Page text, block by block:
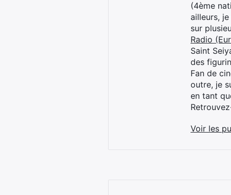
(4ème
ailleurs,
sur
Radio
Saint
des
Fan de
outre, je
en tant
Voir les